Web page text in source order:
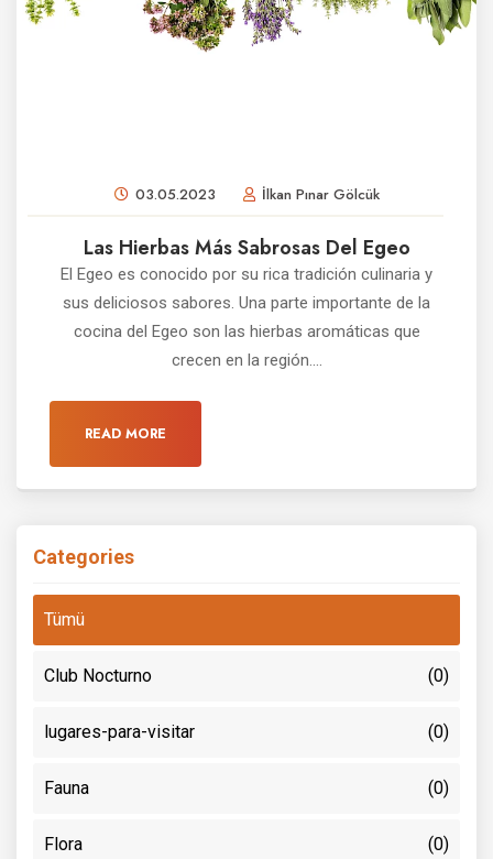
03.05.2023 İlkan Pınar Gölcük
Las Hierbas Más Sabrosas Del Egeo
El Egeo es conocido por su rica tradición culinaria y
sus deliciosos sabores. Una parte importante de la
cocina del Egeo son las hierbas aromáticas que
crecen en la región....
READ MORE
Categories
Tümü
Club Nocturno (0)
lugares-para-visitar (0)
Fauna (0)
Flora (0)